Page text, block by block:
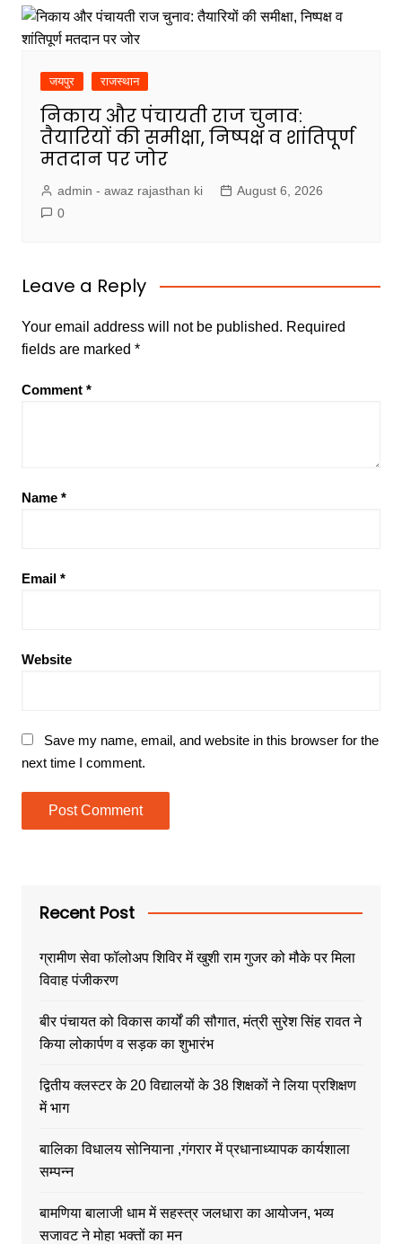
जयपुर राजस्थान
निकाय और पंचायती राज चुनाव:
तैयारियों की समीक्षा, निष्पक्ष व शांतिपूर्ण
मतदान पर जोर
admin - awaz rajasthan ki
August 6, 2026
0
Leave a Reply
Your email address will not be published. Required
fields are marked *
Comment *
Name *
Email *
Website
Save my name, email, and website in this browser for the
next time I comment.
Recent Post
ग्रामीण सेवा फॉलोअप शिविर में खुशी राम गुजर को मौके पर मिला
विवाह पंजीकरण
बीर पंचायत को विकास कार्यों की सौगात, मंत्री सुरेश सिंह रावत ने
किया लोकार्पण व सड़क का शुभारंभ
द्वितीय क्लस्टर के 20 विद्यालयों के 38 शिक्षकों ने लिया प्रशिक्षण
में भाग
बालिका विधालय सोनियाना ,गंगरार में प्रधानाध्यापक कार्यशाला
सम्पन्न
बामणिया बालाजी धाम में सहस्त्र जलधारा का आयोजन, भव्य
सजावट ने मोहा भक्तों का मन